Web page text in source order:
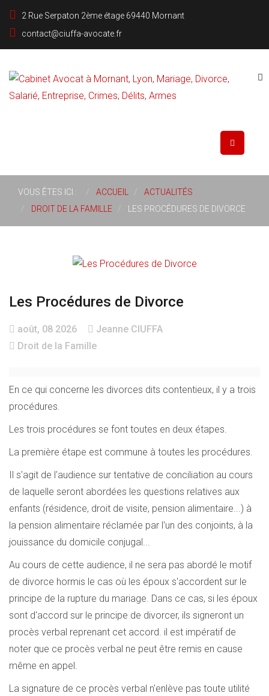
2 Rue Serpaton 2ème étage 69440 Mornant
contact@ciuffa-avocate.fr
VOUS ÊTES ICI : ACCUEIL
ACTUALITÉS
DROIT DE LA FAMILLE
LES PROCÉDURES DE DIVORCE
Les Procédures de Divorce
août, 08 2026
Jeanne CIUFFA
Droit de la Famille
En ce qui concerne les divorces dits contentieux, il y a trois
procédures.
Les trois procédures se font toutes en deux étapes.
La première étape est commune à toutes les procédures.
Il s'agit de l'audience sur tentative de conciliation au cours
de laquelle seront abordées les questions relatives aux
enfants (résidence, droit de visite, pension alimentaire...) à
la pension alimentaire réclamée par l'un des conjoints, à la
jouissance du domicile conjugal...
Au cours de cette audience, il ne sera pas abordé le motif
de divorce hormis le cas où les époux s'accordent sur le
principe de la rupture du mariage. Dans ce cas, si les époux
sont d'accord sur le principe de divorcer, ils signeront un
procès verbal reprenant cet accord. il est impératif de
noter que ce procès verbal ne peut être remis en cause
même en appel.
La signature de ce procès verbal n'enlève pas toute utilité